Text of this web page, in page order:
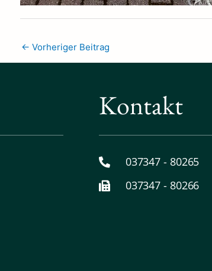
← Vorheriger Beitrag
Kontakt
037347 - 80265
037347 - 80266